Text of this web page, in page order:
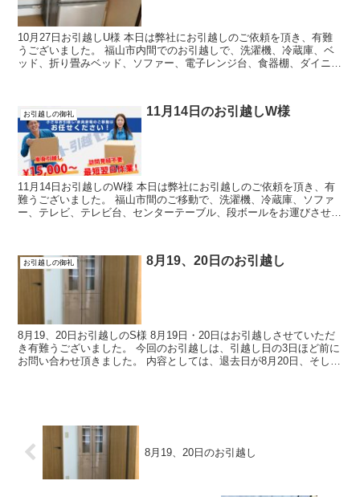
10月27日お引越しU様 本日は弊社にお引越しのご依頼を頂き、有難
うございました。 福山市内間でのお引越しで、洗濯機、冷蔵庫、ベ
ッド、折り畳みベッド、ソファー、電子レンジ台、食器棚、ダイニン
お引越しの御礼 11月14日のお引越しW様
11月14日お引越しのW様 本日は弊社にお引越しのご依頼を頂き、有
難うございました。 福山市間のご移動で、洗濯機、冷蔵庫、ソファ
ー、テレビ、テレビ台、センターテーブル、段ボールをお運びさせて
お引越しの御礼 8月19、20日のお引越し
8月19、20日お引越しのS様 8月19日・20日はお引越しさせていただ
き有難うございました。 今回のお引越しは、引越し日の3日ほど前に
お問い合わせ頂きました。 内容としては、退去日が8月20日、そして
8月19、20日のお引越し